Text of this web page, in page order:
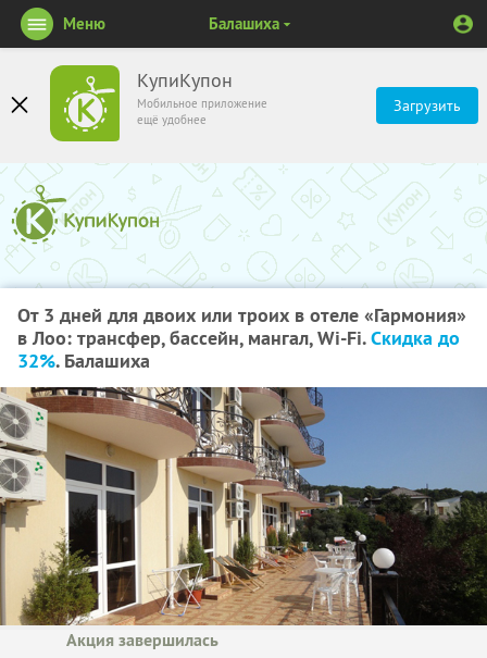
КупиКупон
Мобильное приложение
ещё удобнее
Загрузить
Меню Балашиха
От 3 дней для двоих или троих в отеле «Гармония»
в Лоо: трансфер, бассейн, мангал, Wi-Fi.Скидка до
32%. Балашиха
Акция завершилась